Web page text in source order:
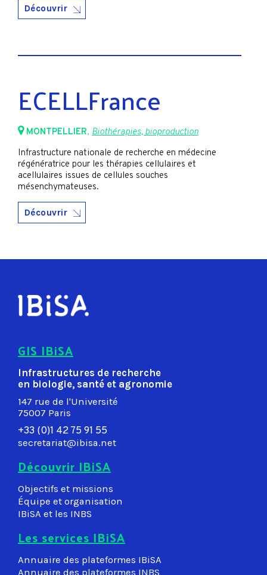
Découvrir
ECELLFrance
MONTPELLIER, Biothérapies, bioproduction
Infrastructure nationale de recherche en médecine
régénératrice pour les thérapies cellulaires et
acellulaires issues de cellules souches
mésenchymateuses.
Découvrir
GIS IBiSA
Infrastructures de recherche
en biologie, santé et agronomie
147 rue de l'Université
75007 Paris
+33 (0)1 42 75 91 55
secretariat@ibisa.net
Découvrir IBiSA
Objectifs et missions
Équipe et organisation
IBiSA et les INBS
Les services IBiSA
Annuaire des plateformes IBiSA
Annuaire des plateformes INBS